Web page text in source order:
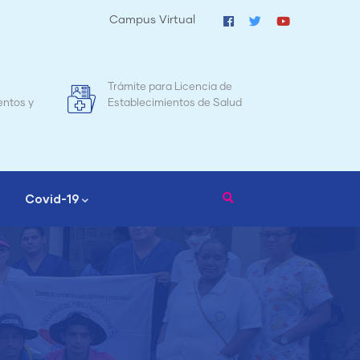
Campus Virtual
de
de Salud
Mapa de Mortalidad Materna en
Nicaragua
Covid-19